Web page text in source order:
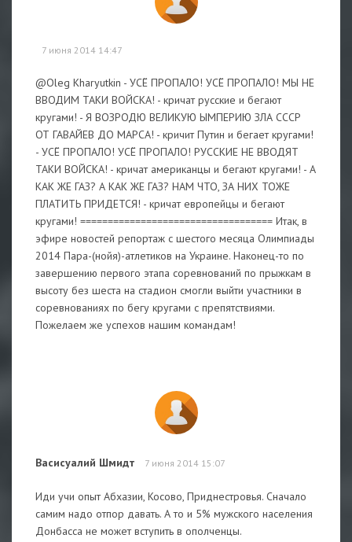
7 июня 2014 14:47
@Oleg Kharyutkin - УСЁ ПРОПАЛО! УСЁ ПРОПАЛО! МЫ НЕ
ВВОДИМ ТАКИ ВОЙСКА! - кричат русские и бегают
кругами! - Я ВОЗРОДЮ ВЕЛИКУЮ ЫМПЕРИЮ ЗЛА СССР
ОТ ГАВАЙЕВ ДО МАРСА! - кричит Путин и бегает кругами!
- УСЁ ПРОПАЛО! УСЁ ПРОПАЛО! РУССКИЕ НЕ ВВОДЯТ
ТАКИ ВОЙСКА! - кричат американцы и бегают кругами! - А
КАК ЖЕ ГАЗ? А КАК ЖЕ ГАЗ? НАМ ЧТО, ЗА НИХ ТОЖЕ
ПЛАТИТЬ ПРИДЕТСЯ! - кричат европейцы и бегают
кругами! =================================== Итак, в
эфире новостей репортаж с шестого месяца Олимпиады
2014 Пара-(нойя)-атлетиков на Украине. Наконец-то по
завершению первого этапа соревнований по прыжкам в
высоту без шеста на стадион смогли выйти участники в
соревнованиях по бегу кругами с препятствиями.
Пожелаем же успехов нашим командам!
Васисуалий Шмидт 7 июня 2014 15:07
Иди учи опыт Абхазии, Косово, Приднестровья. Сначало
самим надо отпор давать. А то и 5% мужского населения
Донбасса не может вступить в ополченцы.